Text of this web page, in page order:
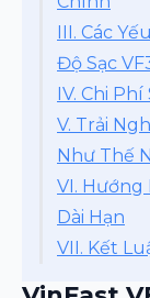
III. Các
Độ Sạc
IV. Chi
V. Trải
Như Thế
VI. Hướng
Dài Hạn
VII. Kết